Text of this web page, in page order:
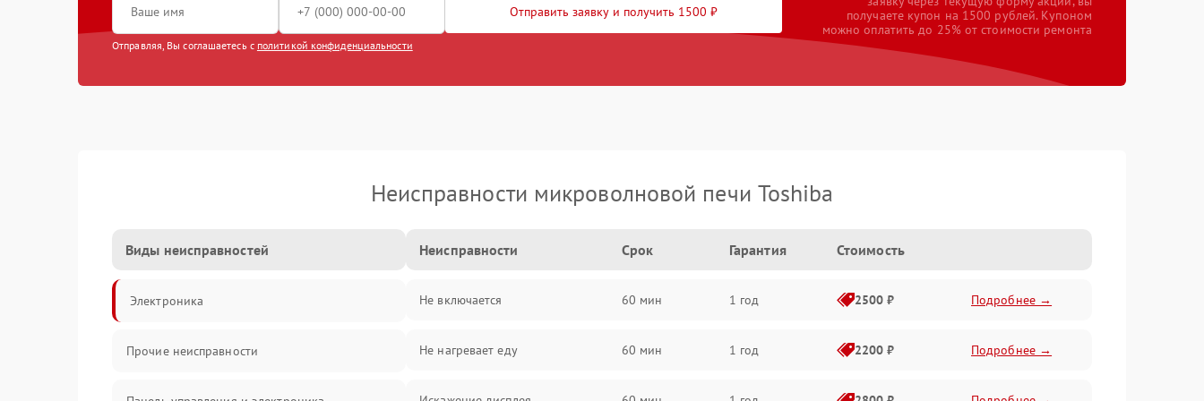
Отправить заявку и получить 1500 ₽
Отправляя, Вы соглашаетесь с политикой конфиденциальности
получаете купон на 1500 рублей. Купоном
можно оплатить до 25% от стоимости ремонта
Неисправности микроволновой печи Toshiba
Виды неисправностей
Электроника
Прочие неисправности
Неисправности Срок Гарантия Стоимость
Не включается 60 мин 1 год 2500 ₽ Подробнее →
Не нагревает еду 60 мин 1 год 2200 ₽ Подробнее →